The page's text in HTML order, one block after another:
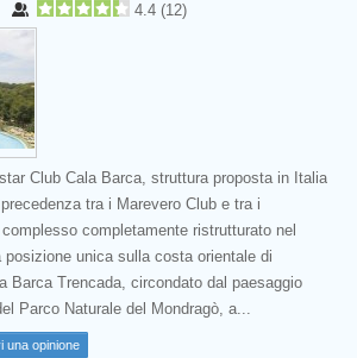
4.4 (12)
Club Cala Barca, struttura proposta in Italia
tra i Marevero Club e tra i
completamente ristrutturato nel
posizione unica sulla costa orientale di
Barca Trencada, circondato dal paesaggio
Parco Naturale del Mondragò, a...
una opinione